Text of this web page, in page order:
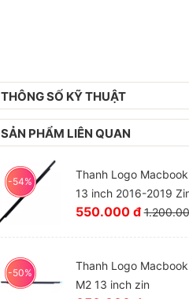
THÔNG SỐ KỸ THUẬT
SẢN PHẨM LIÊN QUAN
-54%
Thanh Logo
13 inch 2016-2019
550.000 đ
-50%
Thanh Logo
M2 13 inch zin